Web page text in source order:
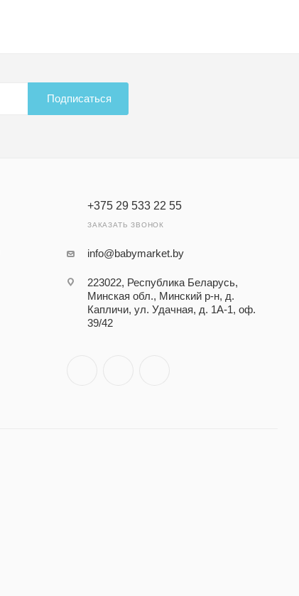
Подписаться
+375 29 533 22 55
ЗАКАЗАТЬ ЗВОНОК
info@babymarket.by
223022, Республика Беларусь,
Минская обл., Минский р-н, д.
Капличи, ул. Удачная, д. 1А-1, оф.
39/42